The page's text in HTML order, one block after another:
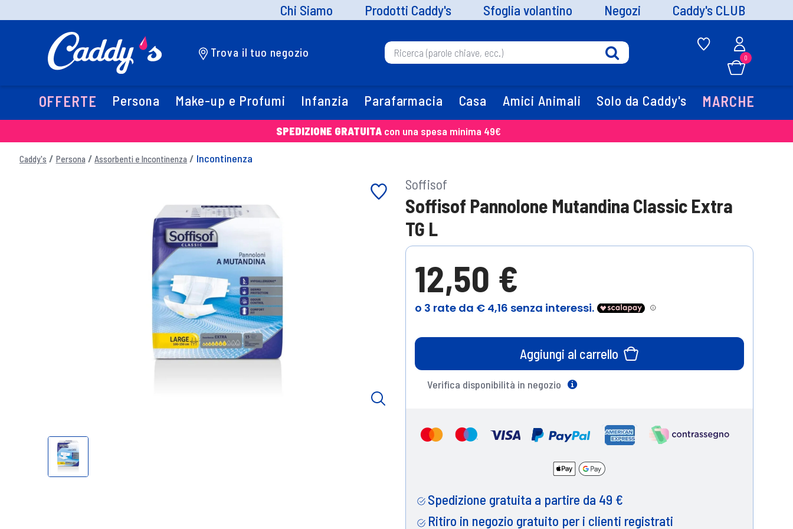
Chi Siamo Prodotti Caddy's Sfoglia volantino Negozi Caddy's CLUB
Trova il tuo negozio 0
OFFERTE Persona Make-up e Profumi Infanzia Parafarmacia Casa Amici Animali Solo da Caddy's MARCHE
SPEDIZIONE GRATUITA con una spesa minima 49€
Caddy's Persona Assorbenti e Incontinenza Incontinenza
Soffisof
Soffisof Pannolone Mutandina Classic Extra
TG L
12,50 €
Aggiungi al carrello
Verifica disponibilità in negozio
Spedizione gratuita a partire da 49 €
Ritiro in negozio gratuito per i clienti registrati